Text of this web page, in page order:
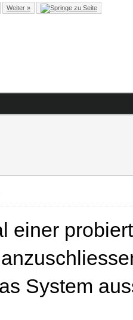
Weiter »
einer
System